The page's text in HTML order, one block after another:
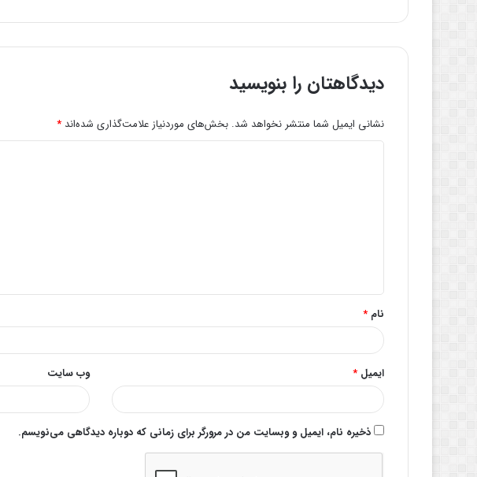
دیدگاهتان را بنویسید
نشانی ایمیل شما منتشر نخواهد شد. بخش‌های موردنیاز علامت‌گذاری شده‌اند *
*
نام *
ایمیل * وب‌ سایت
ذخیره نام، ایمیل و وبسایت من در مرورگر برای زمانی که دوباره دیدگاهی می‌نویسم.